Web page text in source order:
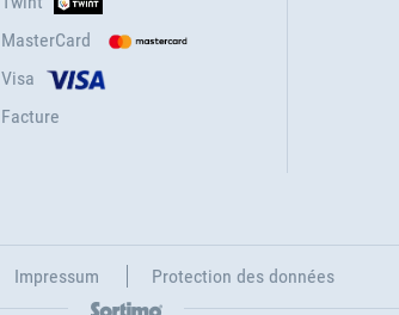
MasterCard
Visa
Facture
Impressum Protection des données